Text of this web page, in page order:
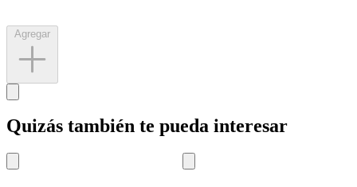
Quizás también te pueda interesar